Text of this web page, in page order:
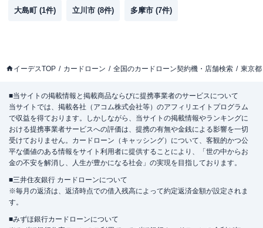
大島町 (1件) 立川市 (8件) 多摩市 (7件)
イーデスTOP カードローン 全国のカードローン契約機・店舗検索 東京都
■当サイトの掲載情報と掲載商品ならびに提携事業者のサービスについて
当サイトでは、掲載各社（アコム株式会社等）のアフィリエイトプログラム
で収益を得ております。しかしながら、当サイトの掲載情報やランキングに
おける提携事業者サービスへの評価は、提携の有無や金銭による影響を一切
受けておりません。カードローン（キャッシング）について、客観的かつ公
平な価値のある情報をサイト利用者に提供することにより、「世の中からお
金の不安を解消し、人生が豊かになる社会」の実現を目指しております。
■三井住友銀行 カードローンについて
※毎月の返済は、返済時点での借入残高によって約定返済金額が設定されま
す。
■みずほ銀行カードローンについて